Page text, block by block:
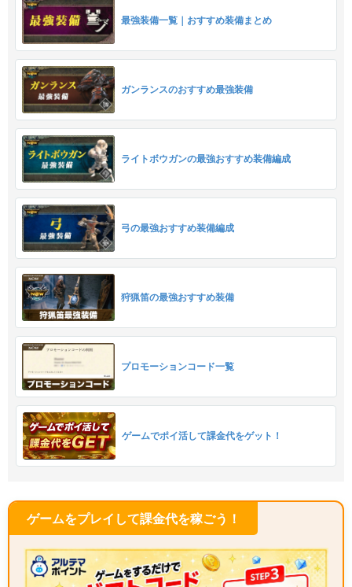
最強装備一覧｜おすすめ装備まとめ
ガンランスのおすすめ最強装備
ライトボウガンの最強おすすめ装備編成
弓の最強おすすめ装備編成
狩猟笛の最強おすすめ装備
プロモーションコード一覧
ゲームでポイ活して課金代をゲット！
ゲームをプレイして課金代を稼ごう！